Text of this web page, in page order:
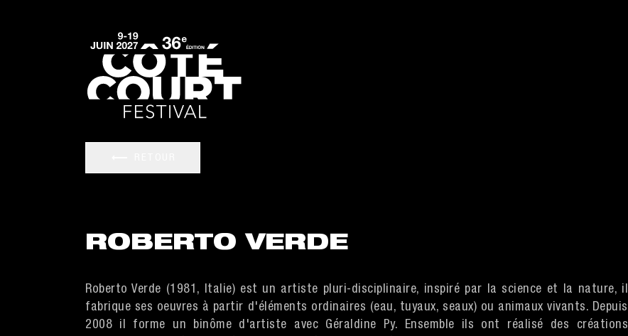
ROBERTO VERDE
Roberto Verde (1981, Italie) est un artiste pluri-disciplinaire, inspiré par la science et la nature, il
fabrique ses oeuvres à partir d'éléments ordinaires (eau, tuyaux, seaux) ou animaux vivants. Depuis
2008 il forme un binôme d'artiste avec Géraldine Py. Ensemble ils ont réalisé des créations